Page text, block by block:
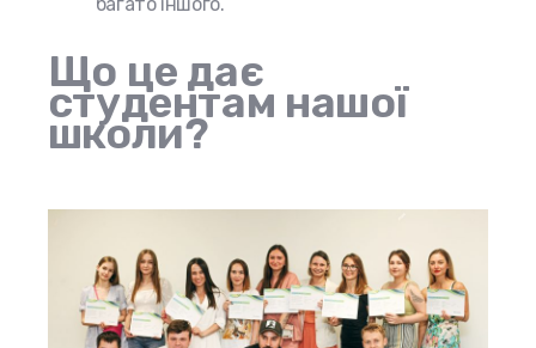
Що це дає
студентам нашої
школи?